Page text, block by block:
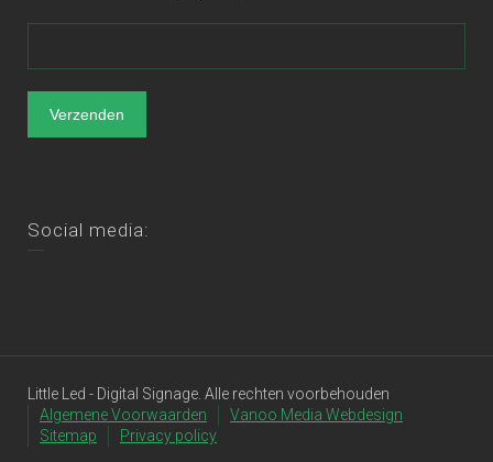
Social media:
Little Led - Digital Signage. Alle rechten voorbehouden
Algemene Voorwaarden
Vanoo Media Webdesign
Sitemap
Privacy policy